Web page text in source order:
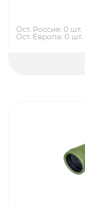
Ост. Россия: 0 шт.
Ост. Европа: 0 шт.